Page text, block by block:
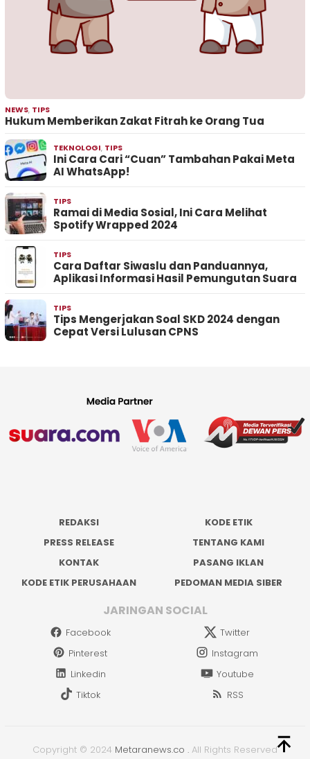
NEWS, TIPS
Hukum Memberikan Zakat Fitrah ke Orang Tua
TEKNOLOGI, TIPS
Ini Cara Cari “Cuan” Tambahan Pakai Meta
AI WhatsApp!
TIPS
Ramai di Media Sosial, Ini Cara Melihat
Spotify Wrapped 2024
TIPS
Cara Daftar Siwaslu dan Panduannya,
Aplikasi Informasi Hasil Pemungutan Suara
TIPS
Tips Mengerjakan Soal SKD 2024 dengan
Cepat Versi Lulusan CPNS
REDAKSI
KODE ETIK
PRESS RELEASE
TENTANG KAMI
KONTAK
PASANG IKLAN
KODE ETIK PERUSAHAAN
PEDOMAN MEDIA SIBER
JARINGAN SOCIAL
Facebook
Twitter
Pinterest
Instagram
Linkedin
Youtube
Tiktok
RSS
Copyright © 2024 Metaranews.co . All Rights Reserved